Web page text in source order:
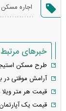
اجاره مسکن
خبرهای مرتبط
طرح مسکن
آرامش موقتی در
قیمت هر متر ویلا